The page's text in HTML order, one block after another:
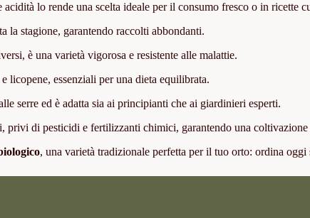
lo rende una scelta ideale per il consumo fresco o in ricette
la stagione, garantendo raccolti abbondanti.
è una varietà vigorosa e resistente alle malattie.
licopene, essenziali per una dieta equilibrata.
serre ed è adatta sia ai principianti che ai giardinieri esperti.
privi di pesticidi e fertilizzanti chimici, garantendo una coltivazione
, una varietà tradizionale perfetta per il tuo orto: ordina